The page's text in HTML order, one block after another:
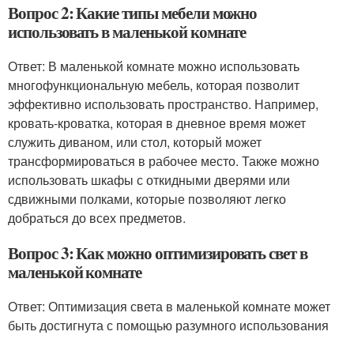
Вопрос 2: Какие типы мебели можно
использовать в маленькой комнате
Ответ: В маленькой комнате можно использовать
многофункциональную мебель, которая позволит
эффективно использовать пространство. Например,
кровать-кроватка, которая в дневное время может
служить диваном, или стол, который может
трансформироваться в рабочее место. Также можно
использовать шкафы с откидными дверями или
сдвижными полками, которые позволяют легко
добраться до всех предметов.
Вопрос 3: Как можно оптимизировать свет в
маленькой комнате
Ответ: Оптимизация света в маленькой комнате может
быть достигнута с помощью разумного использования